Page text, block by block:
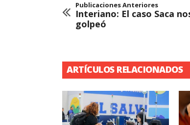
Publicaciones Anteriores
Interiano: El caso Saca
golpeó
ARTÍCULOS RELACIONADOS